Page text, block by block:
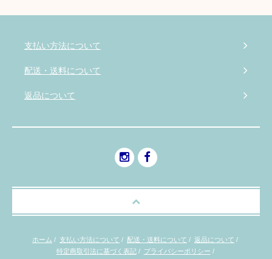
支払い方法について
配送・送料について
返品について
ホーム / 支払い方法について / 配送・送料について / 返品について /
特定商取引法に基づく表記 / プライバシーポリシー /